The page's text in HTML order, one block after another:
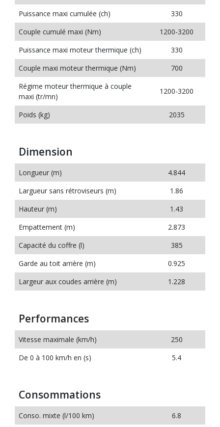
Puissance maxi cumulée (ch)
330
Couple cumulé maxi (Nm)
1200-3200
Puissance maxi moteur thermique (ch)
330
Couple maxi moteur thermique (Nm)
700
Régime moteur thermique à couple
maxi (tr/mn)
1200-3200
Poids (kg) 2035
Dimension
Longueur (m)
4.844
Largueur sans rétroviseurs (m)
1.86
Hauteur (m)
1.43
Empattement (m)
2.873
Capacité du coffre (l)
385
Garde au toit arrière (m)
0.925
Largeur aux coudes arrière (m)
1.228
Performances
Vitesse maximale (km/h)
250
De 0 à 100 km/h en (s)
5.4
Consommations
Conso. mixte (l/100 km)
6.8